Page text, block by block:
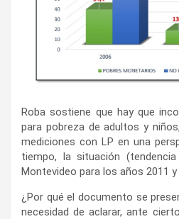
Roba sostiene que hay que
para pobreza de adultos y
mediciones con LP en una
tiempo, la situación
Montevideo para los años 2011 y
¿Por qué el documento se
necesidad de aclarar, ante